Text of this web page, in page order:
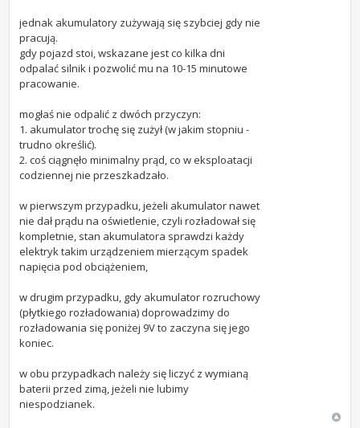
jednak akumulatory zużywają się szybciej gdy nie
pracują.
gdy pojazd stoi, wskazane jest co kilka dni
odpalać silnik i pozwolić mu na 10-15 minutowe
pracowanie.
mogłaś nie odpalić z dwóch przyczyn:
1. akumulator trochę się zużył (w jakim stopniu -
trudno określić).
2. coś ciągnęło minimalny prąd, co w eksploatacji
codziennej nie przeszkadzało.
w pierwszym przypadku, jeżeli akumulator nawet
nie dał prądu na oświetlenie, czyli rozładował się
kompletnie, stan akumulatora sprawdzi każdy
elektryk takim urządzeniem mierzącym spadek
napięcia pod obciążeniem,
w drugim przypadku, gdy akumulator rozruchowy
(płytkiego rozładowania) doprowadzimy do
rozładowania się poniżej 9V to zaczyna się jego
koniec.
w obu przypadkach należy się liczyć z wymianą
baterii przed zimą, jeżeli nie lubimy
niespodzianek.